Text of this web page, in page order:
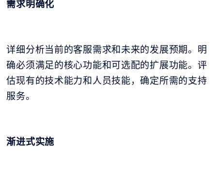
需求明确化
详细分析当前的客服需求和未来的发展预期。明
确必须满足的核心功能和可选配的扩展功能。评
估现有的技术能力和人员技能，确定所需的支持
服务。
渐进式实施